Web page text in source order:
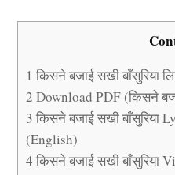
1 किसने बजाई सखी बाँसुरिया
2 Download PDF (किसने
3 किसने बजाई सखी बाँसुरिया
(English)
4 किसने बजाई सखी बाँसुरिया